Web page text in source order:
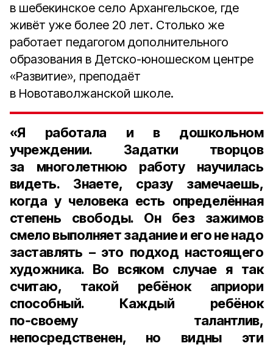
в шебекинское село Архангельское, где
живёт уже более 20 лет. Столько же
работает педагогом дополнительного
образования в Детско-юношеском центре
«Развитие», преподаёт
в Новотаволжанской школе.
«Я работала и в дошкольном
учреждении. Задатки творцов
за многолетнюю работу научилась
видеть. Знаете, сразу замечаешь,
когда у человека есть определённая
степень свободы. Он без зажимов
смело выполняет задание и его не надо
заставлять – это подход настоящего
художника. Во всяком случае я так
считаю, такой ребёнок априори
способный. Каждый ребёнок
по‑своему талантлив,
непосредственен, но видны эти